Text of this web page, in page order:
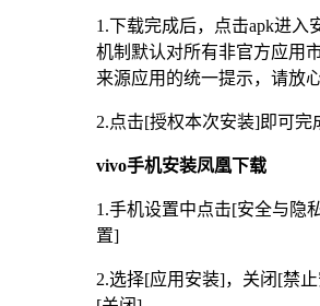
1.下载完成后，点击apk进入
机制默认对所有非官方应用
来源应用的统一提示，请放
2.点击[授权本次安装]即可完
vivo手机安装凤凰下载
1.手机设置中点击[安全与隐
置]
2.选择[应用安装]，关闭[禁